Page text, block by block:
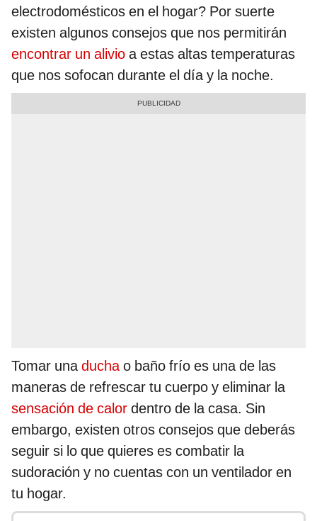
electrodomésticos en el hogar? Por suerte
existen algunos consejos que nos permitirán
encontrar un alivio a estas altas temperaturas
que nos sofocan durante el día y la noche.
Tomar unaduchao baño frío es una de las
maneras de refrescar tu cuerpo y eliminar la
sensación de calor dentro de la casa. Sin
embargo, existen otros consejos que deberás
seguir si lo que quieres es combatir la
sudoración y no cuentas con un ventilador en
tu hogar.